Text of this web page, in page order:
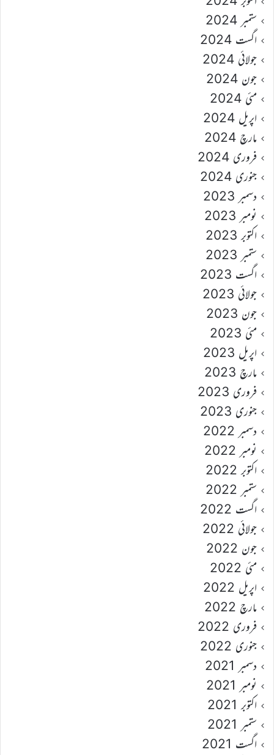
ستمبر 2024
اگست 2024
جولائی 2024
جون 2024
مئی 2024
اپریل 2024
مارچ 2024
فروری 2024
جنوری 2024
دسمبر 2023
نومبر 2023
اکتوبر 2023
ستمبر 2023
اگست 2023
جولائی 2023
جون 2023
مئی 2023
اپریل 2023
مارچ 2023
فروری 2023
جنوری 2023
دسمبر 2022
نومبر 2022
اکتوبر 2022
ستمبر 2022
اگست 2022
جولائی 2022
جون 2022
مئی 2022
اپریل 2022
مارچ 2022
فروری 2022
جنوری 2022
دسمبر 2021
نومبر 2021
اکتوبر 2021
ستمبر 2021
اگست 2021